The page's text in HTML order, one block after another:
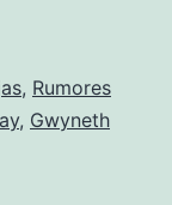
, Rumores
, Gwyneth